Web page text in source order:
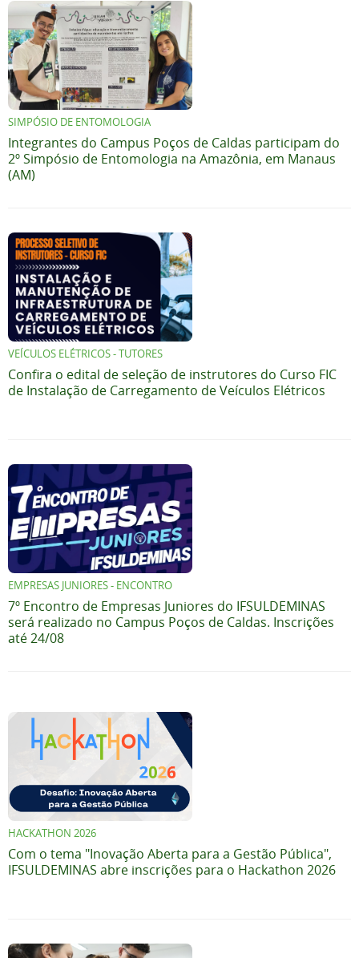
SIMPÓSIO DE ENTOMOLOGIA
Integrantes do Campus Poços de Caldas participam do
2º Simpósio de Entomologia na Amazônia, em Manaus
(AM)
VEÍCULOS ELÉTRICOS - TUTORES
Confira o edital de seleção de instrutores do Curso FIC
de Instalação de Carregamento de Veículos Elétricos
EMPRESAS JUNIORES - ENCONTRO
7º Encontro de Empresas Juniores do IFSULDEMINAS
será realizado no Campus Poços de Caldas. Inscrições
até 24/08
HACKATHON 2026
Com o tema "Inovação Aberta para a Gestão Pública",
IFSULDEMINAS abre inscrições para o Hackathon 2026